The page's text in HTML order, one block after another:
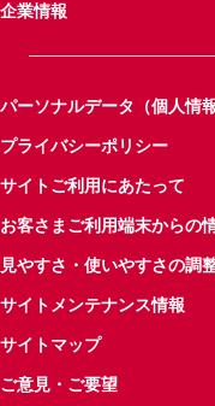
企業情報
パーソナルデータ（個人情
プライバシーポリシー
サイトご利用にあたって
お客さまご利用端末からの
見やすさ・使いやすさの調
サイトメンテナンス情報
サイトマップ
ご意見・ご要望